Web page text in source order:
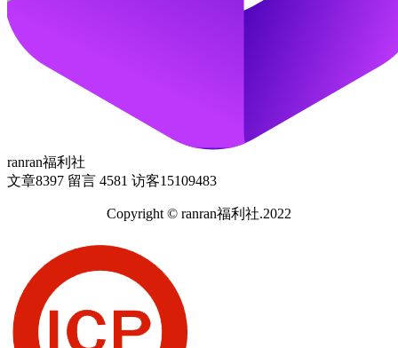
ranran福利社
文章8397 留言 4581 访客15109483
Copyright © ranran福利社.2022